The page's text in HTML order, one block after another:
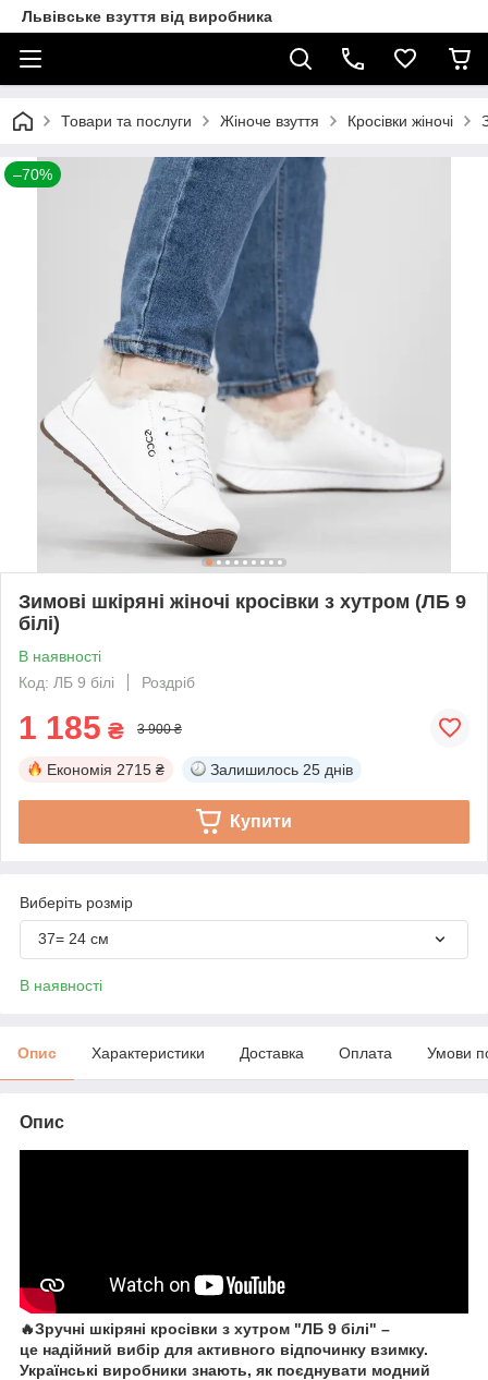
Львівське взуття від виробника
Товари та послуги Жіноче взуття Кросівки жіночі
–70%
Зимові шкіряні жіночі кросівки з хутром (ЛБ 9
білі)
В наявності
Код: ЛБ 9 білі
Роздріб
1 185 ₴ 3 900 ₴
Економія 2715 ₴ Залишилось 25 днів
Купити
Виберіть розмір
37= 24 см
В наявності
Опис Характеристики Доставка Оплата Умови
Опис
🔥Зручні шкіряні кросівки з хутром "ЛБ 9 білі" –
це надійний вибір для активного відпочинку взимку.
Українські виробники знають, як поєднувати модний